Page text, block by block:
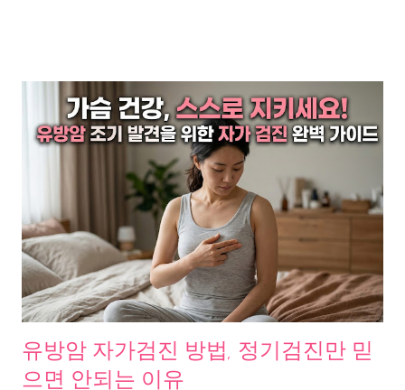
전부다. 배우 장진영은 2008년 건강검진 후 위암 선고를 받았다.
투병 1년, 37세에 세상을 떠났다. 2025년 7월에는 배우 강서하가
위암 투병 끝에 31세의 나이로 사망 했다. “진통제로 버텼다”는 소
속사의 말이 남았다. 둘 다 젊었다. 둘 다 초기에 뚜렷한 증상이 없
었다. 국가암정보센터 자료 에 따르면, 위암 환자의 80% 이상이 초
기 무증상이다. 증상이 나타나도 속쓰림, 소화불량 정도라 위염으
로 오해하고 넘긴다. 그 사이 암은 자란다. 조기 발견 시 5년 생존율
은 90에서 95%. 4기에 발견되면 약 10%. 같은 병인데 결과가 이렇
게 갈린다. 한국인만 유독 위암에 약한 이유, 데이터로 보니 보이는
패턴 여러 연구 자료를 추적하다 보니, 한국인이 유독 위암에 취약
한 이유에 일정한 패턴이 발견됐다. 첫 번째, 헬리코박터균이라는
유방암 자가검진 방법, 정기검진만 믿
으면 안되는 이유